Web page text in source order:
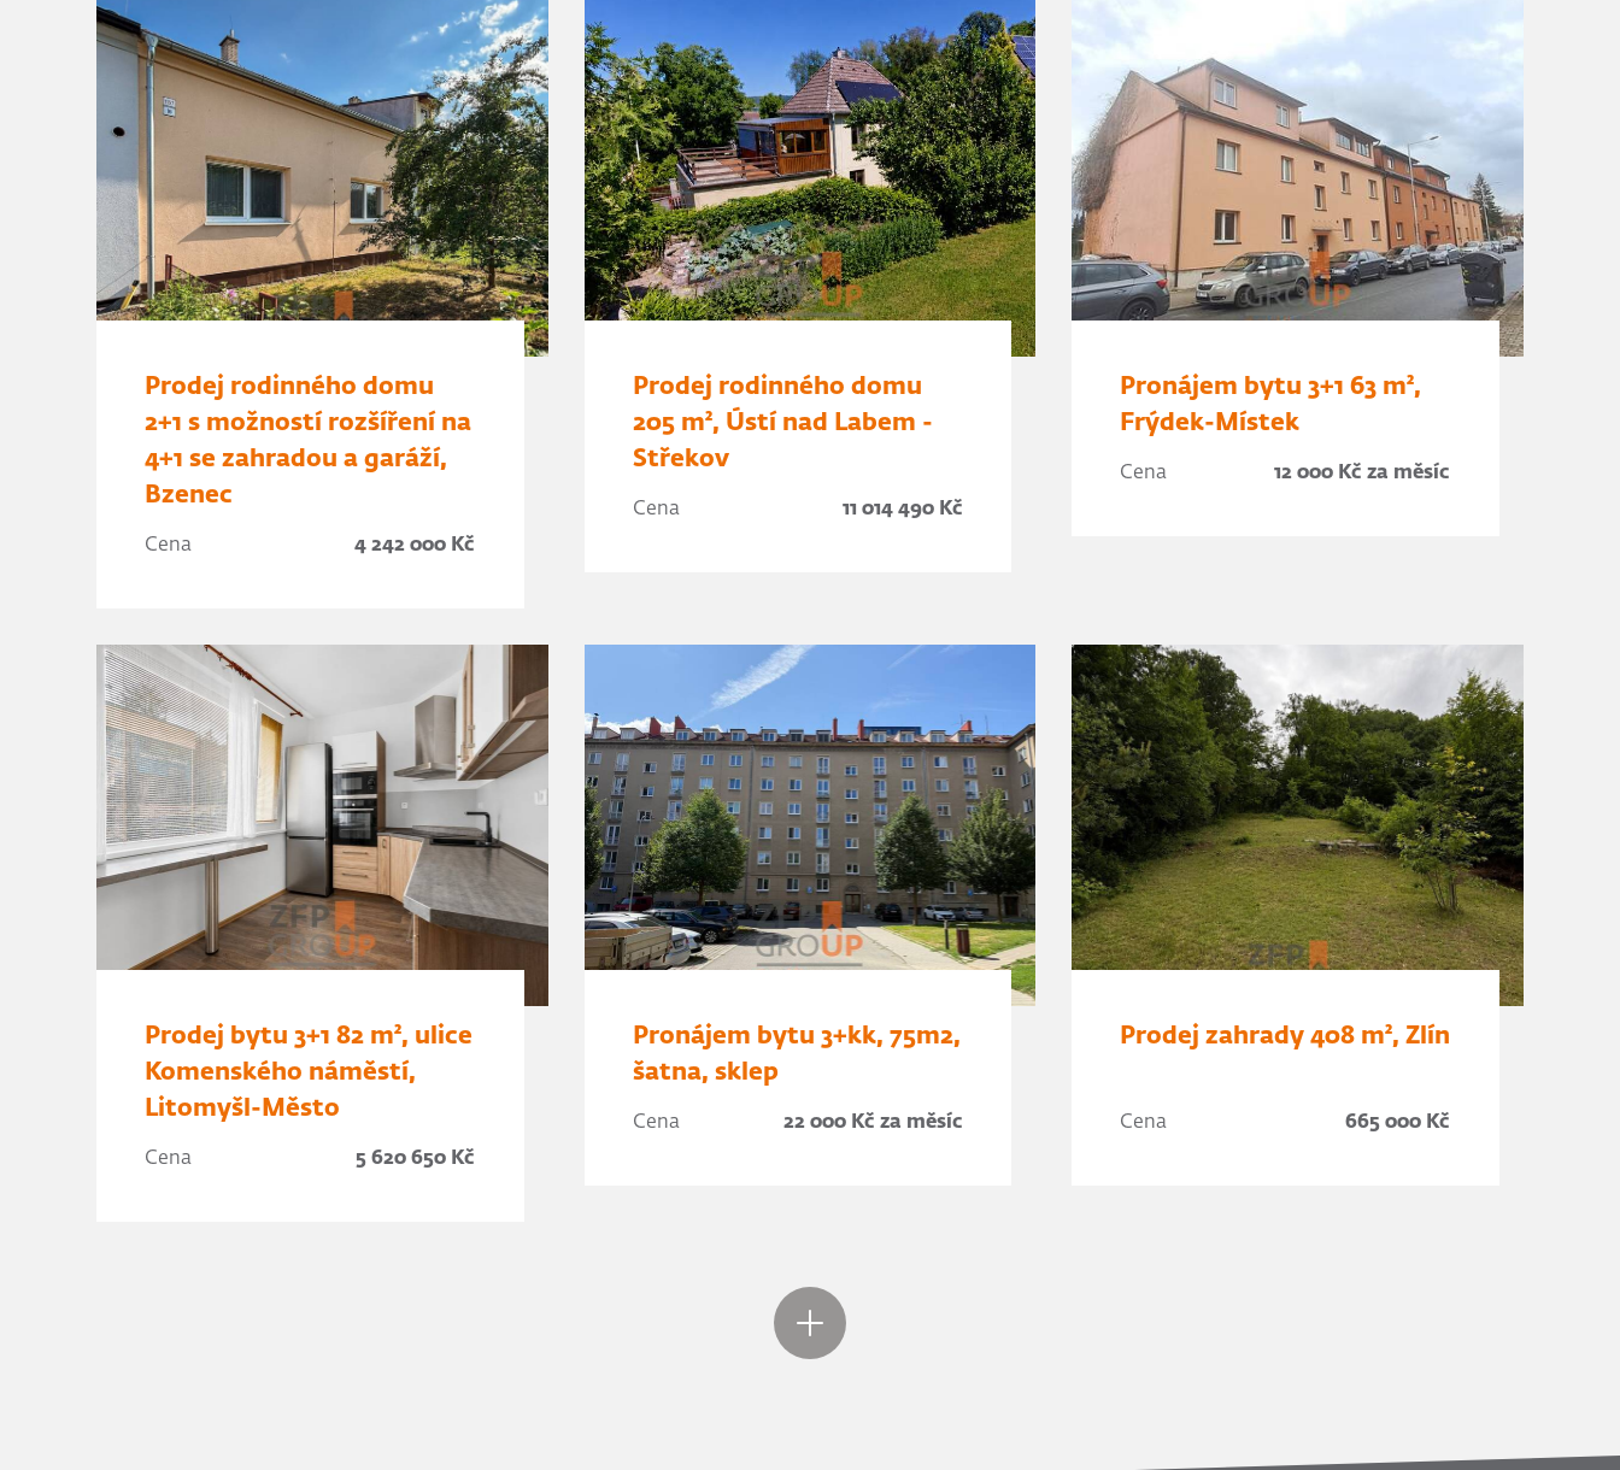
Prodej rodinného domu
2+1 s možností rozšíření na
4+1 se zahradou a garáží,
Bzenec
Cena 4 242 000 Kč
Prodej rodinného domu
205 m², Ústí nad Labem -
Střekov
Cena 11 014 490 Kč
Pronájem bytu 3+1 63 m²,
Frýdek-Místek
Cena 12 000 Kč za měsíc
Prodej bytu 3+1 82 m², ulice
Komenského náměstí,
Litomyšl-Město
Cena 5 620 650 Kč
Pronájem bytu 3+kk, 75m2,
šatna, sklep
Cena 22 000 Kč za měsíc
Prodej zahrady 408 m², Zlín
Cena 665 000 Kč